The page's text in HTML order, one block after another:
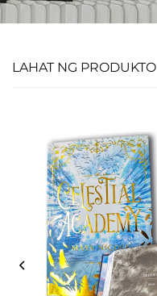
LAHAT NG PRODUKTO